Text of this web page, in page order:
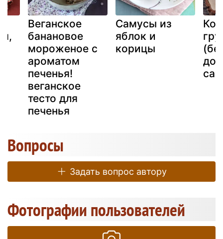
Веганское
банановое
мороженое с
ароматом
печенья!
веганское
тесто для
печенья
Самусы из
яблок и
корицы
Вопросы
Задать вопрос автору
Фотографии пользователей